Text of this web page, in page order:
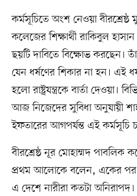
কর্মসূচিতে অংশ নেওয়া
কলেজের শিক্ষার্থী রাকিবুল
ছয়টি দাবিতে বিক্ষোভ করছেন।
যেন ধর্ষণের শিকার না হন। এই
হলো রাষ্ট্রযন্ত্রকে বার্তা দেওয়া।
আজ নিজেদের সুবিধা অনুযায়ী
ইফতারের আগপর্যন্ত এই কর্মসূচি
বীরশ্রেষ্ঠ নূর মোহাম্মদ পাবলিক
প্রথম আলোকে বলেন, একের পর
এ দেশে নারীরা কতটা অনিরাপদ।